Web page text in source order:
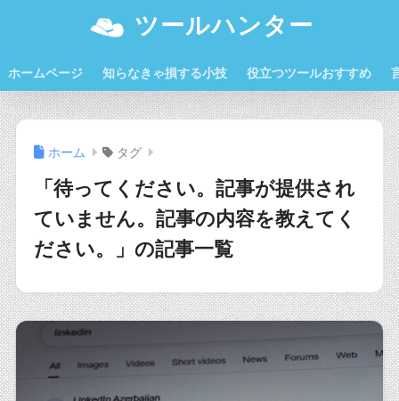
ツールハンター
ホームページ 知らなきゃ損する小技 役立つツールおすすめ
ホーム タグ
「待ってください。記事が提供され
ていません。記事の内容を教えてく
ださい。」の記事一覧